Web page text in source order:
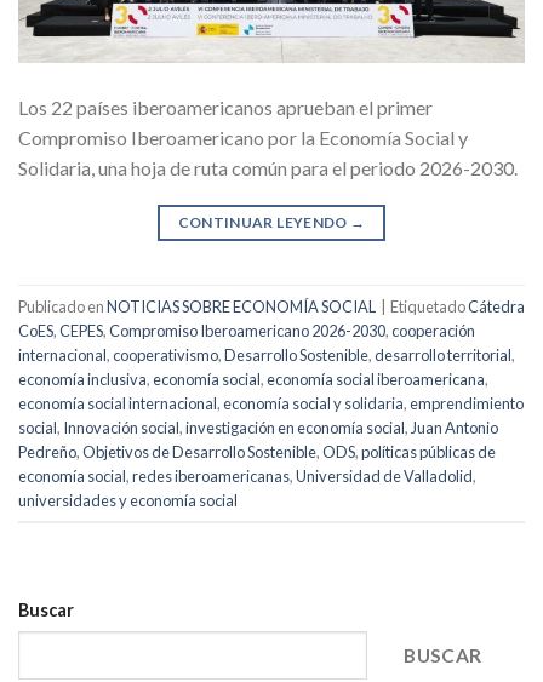
Los 22 países iberoamericanos aprueban el primer
Compromiso Iberoamericano por la Economía Social y
Solidaria, una hoja de ruta común para el periodo 2026-2030.
CONTINUAR LEYENDO →
Publicado enNOTICIAS SOBRE ECONOMÍA SOCIAL | EtiquetadoCátedra
CoES,CEPES,Compromiso Iberoamericano 2026-2030,cooperación
internacional,cooperativismo,Desarrollo Sostenible,desarrollo territorial,
economía inclusiva,economía social,economía social iberoamericana,
economía social internacional,economía social y solidaria,emprendimiento
social, Innovación social,investigación en economía social, Juan Antonio
Pedreño,Objetivos de Desarrollo Sostenible,ODS,políticas públicas de
economía social,redes iberoamericanas,Universidad de Valladolid,
universidades y economía social
Buscar
BUSCAR